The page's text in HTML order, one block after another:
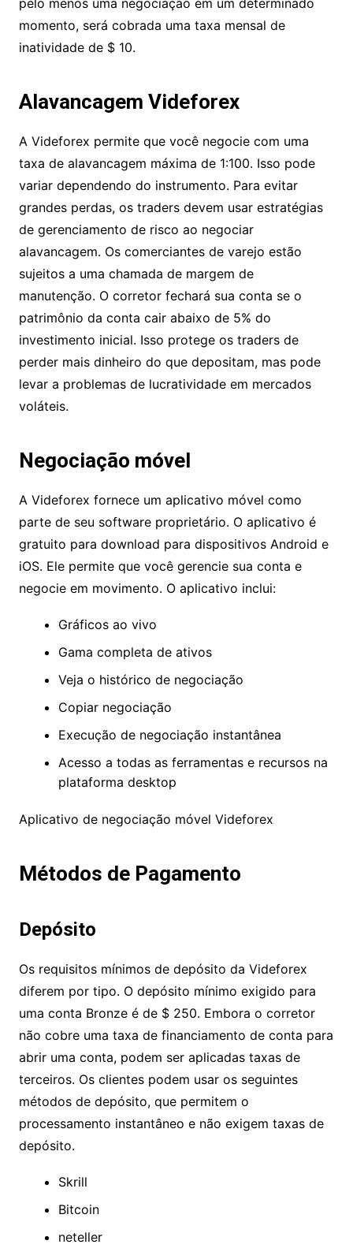
alavancadas é de 5%. Para negociações noturnas,
há uma taxa de swap adicional de 0,077% do
valor de face da posição. Se os clientes não
em um determinado momento, será cobrada uma
Alavancagem Videforex
A Videforex permite que você negocie com uma
taxa de alavancagem máxima de 1:100. Isso pode
variar dependendo do instrumento. Para evitar
grandes perdas, os traders devem usar
estratégias de gerenciamento de risco ao
negociar alavancagem. Os comerciantes de varejo
estão sujeitos a uma chamada de margem de
manutenção. O corretor fechará sua conta se o
patrimônio da conta cair abaixo de 5% do
investimento inicial. Isso protege os traders de
levar a problemas de lucratividade em mercados
Negociação móvel
A Videforex fornece um aplicativo móvel como
parte de seu software proprietário. O aplicativo é
gratuito para download para dispositivos Android
negocie em movimento. O aplicativo inclui:
Gráficos ao vivo
Gama completa de ativos
Veja o histórico de negociação
Copiar negociação
Execução de negociação instantânea
Depósito
Os requisitos mínimos de depósito da Videforex
diferem por tipo. O depósito mínimo exigido para
uma conta Bronze é de $ 250. Embora o corretor
não cobre uma taxa de financiamento de conta
para abrir uma conta, podem ser aplicadas taxas
de terceiros. Os clientes podem usar os seguintes
métodos de depósito, que permitem o